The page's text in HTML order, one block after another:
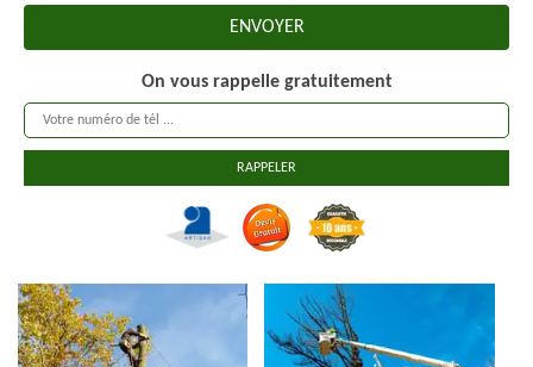
On vous rappelle gratuitement